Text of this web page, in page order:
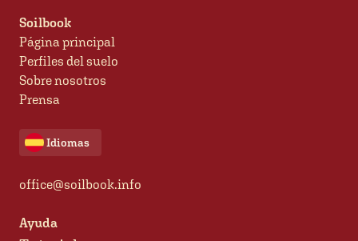
Soilbook
Página principal
Perfiles del suelo
Sobre nosotros
Prensa
Idiomas
office@soilbook.info
Ayuda